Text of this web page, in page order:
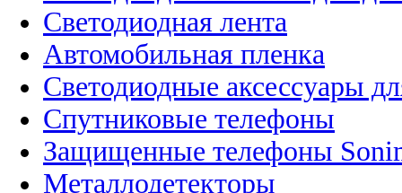
Светодиодная лента
Автомобильная пленка
Светодиодные аксессуары
Спутниковые телефоны
Защищенные телефоны
Металлодетекторы